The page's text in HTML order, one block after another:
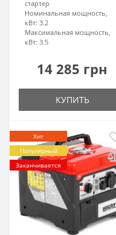
стартер
Номинальная мощность,
кВт: 3.2
Максимальная мощность,
кВт: 3.5
14 285 грн
КУПИТЬ
Хит
Популярный
Заканчивается